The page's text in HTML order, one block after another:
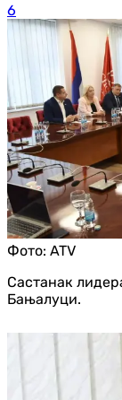
6
Фото: ATV
Састанак
Бањалуци.